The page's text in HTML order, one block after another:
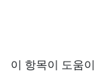
이 항목이 도움